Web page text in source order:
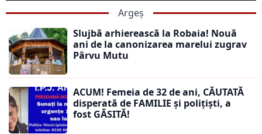
Argeș
Slujbă arhierească la Robaia! Nouă
ani de la canonizarea marelui zugrav
Pârvu Mutu
ACUM! Femeia de 32 de ani, CĂUTATĂ
disperată de FAMILIE și polițiști, a
fost GĂSITĂ!